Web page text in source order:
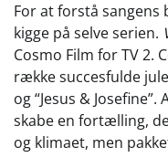
For at forstå
kigge på selve serien.
Cosmo Film for TV 2.
række succesfulde
og “Jesus &
skabe en fortælling,
og klimaet, men